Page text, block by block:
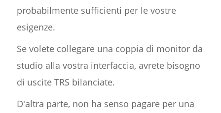
probabilmente sufficienti per le vostre
esigenze.
Se volete collegare una coppia di monitor da
studio alla vostra interfaccia, avrete bisogno
di uscite TRS bilanciate.
D'altra parte, non ha senso pagare per una